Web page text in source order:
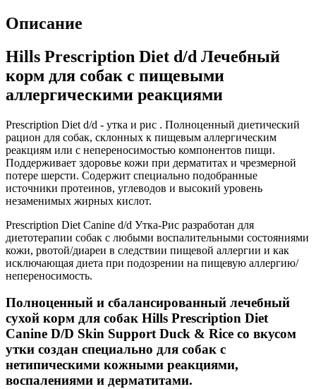
Описание
Hills Prescription Diet d/d Лечебный
корм для собак с пищевыми
аллергическими реакциями
Prescription Diet d/d - утка и рис . Полноценный диетический
рацион для собак, склонных к пищевым аллергическим
реакциям или с непереносимостью компонентов пищи.
Поддерживает здоровье кожи при дерматитах и чрезмерной
потере шерсти. Содержит специально подобранные
источники протеинов, углеводов и высокий уровень
незаменимых жирных кислот.
Prescription Diet Canine d/d Утка-Рис разработан для
диетотерапии собак с любыми воспалительными состояниями
кожи, рвотой/диареи в следствии пищевой аллергии и как
исключающая диета при подозрении на пищевую аллергию/
непереносимость.
Полноценный и сбалансированный лечебный
сухой корм для собак Hills Prescription Diet
Canine D/D Skin Support Duck & Rice со вкусом
утки создан специально для собак с
нетипическими кожными реакциями,
воспалениями и дерматитами.